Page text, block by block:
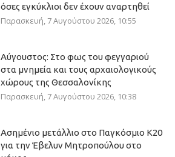
όσες εγκύκλιοι δεν έχουν αναρτηθεί
Παρασκευή, 7 Αυγούστου 2026, 10:55
Αύγουστος: Στο φως του φεγγαριού
στα μνημεία και τους αρχαιολογικούς
χώρους της Θεσσαλονίκης
Παρασκευή, 7 Αυγούστου 2026, 10:38
Ασημένιο μετάλλιο στο Παγκόσμιο Κ20
για την Έβελυν Μητροπούλου στο